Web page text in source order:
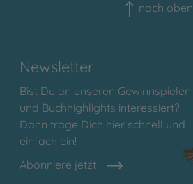
nach oben
Newsletter
Bist Du an unseren Gewinnspielen
und Buchhighlights interessiert?
Dann trage Dich hier schnell und
einfach ein!
Abonniere jetzt